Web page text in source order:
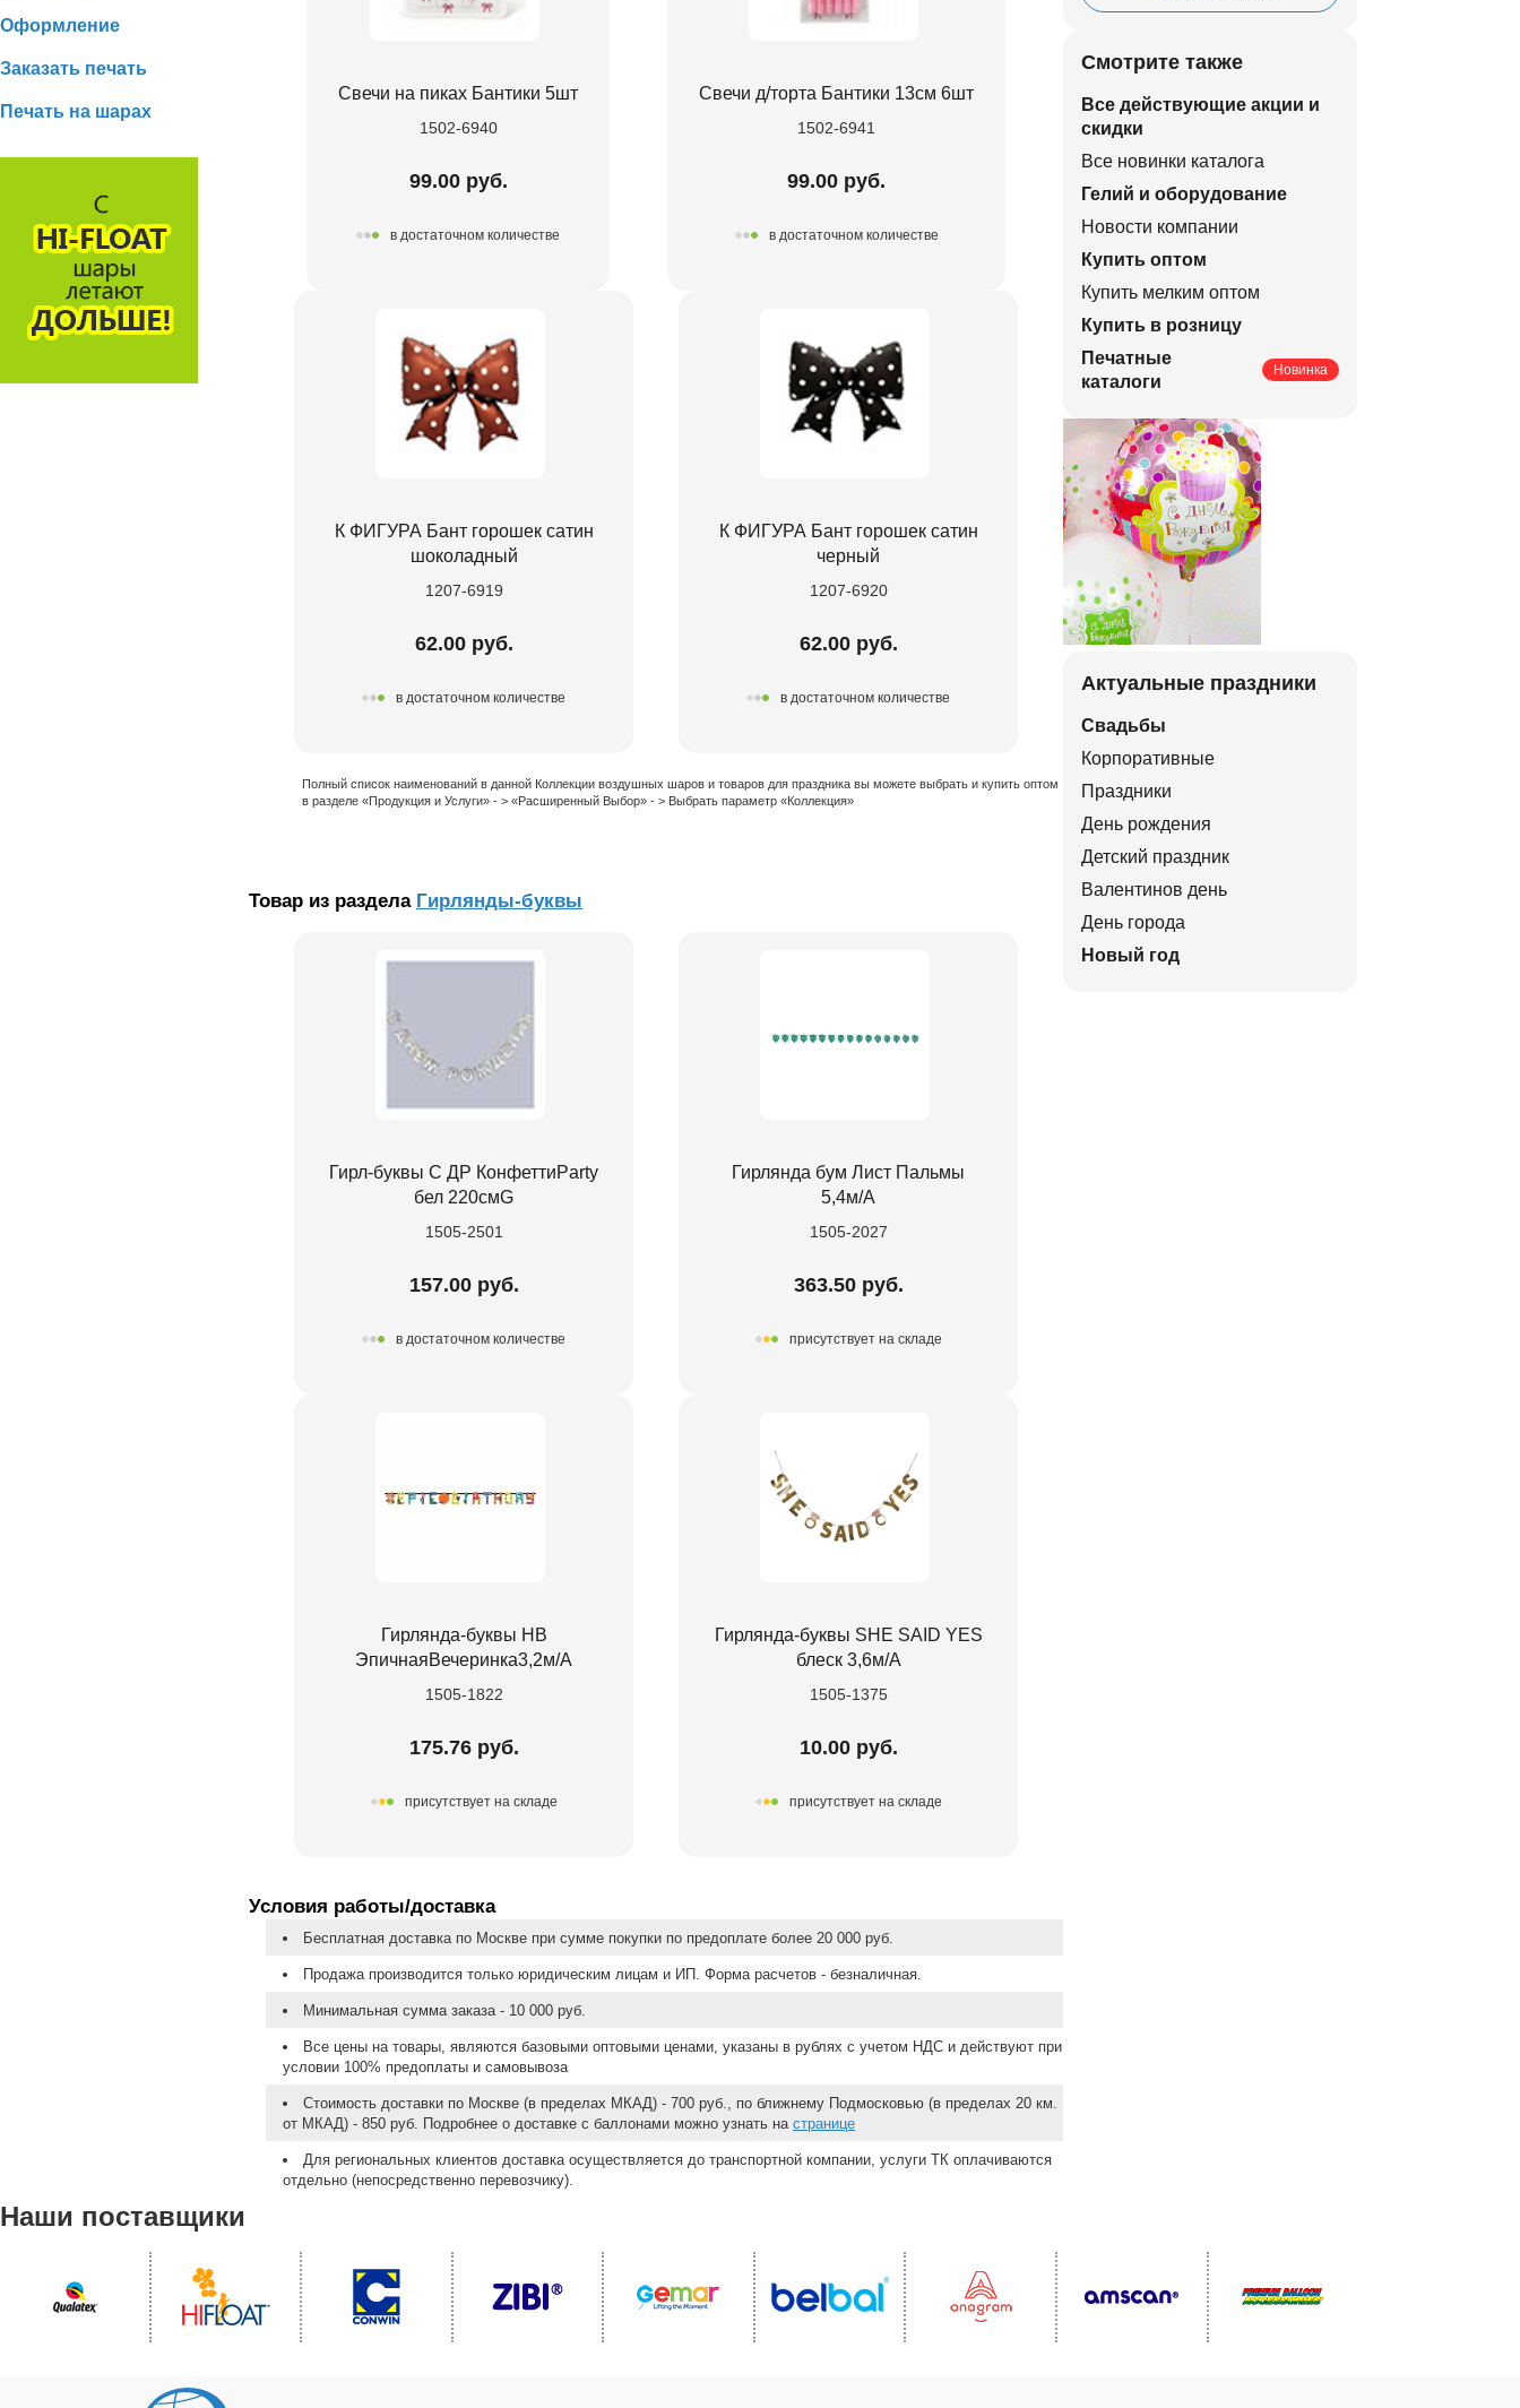
Оформление
Заказать печать
Печать на шарах
Свечи на пиках Бантики 5шт
1502-6940
99.00 руб.
в достаточном количестве
Свечи д/торта Бантики 13см 6шт
1502-6941
99.00 руб.
в достаточном количестве
К ФИГУРА Бант горошек сатин
шоколадный
1207-6919
62.00 руб.
в достаточном количестве
К ФИГУРА Бант горошек сатин
черный
1207-6920
62.00 руб.
в достаточном количестве
Полный список наименований в данной Коллекции воздушных шаров и товаров для праздника вы можете выбрать и купить оптом
в разделе «Продукция и Услуги» - > «Расширенный Выбор» - > Выбрать параметр «Коллекция»
Товар из раздела Гирлянды-буквы
Гирл-буквы С ДР КонфеттиParty
бел 220смG
1505-2501
157.00 руб.
в достаточном количестве
Гирлянда бум Лист Пальмы
5,4м/А
1505-2027
363.50 руб.
присутствует на складе
Гирлянда-буквы HB
ЭпичнаяВечеринка3,2м/А
1505-1822
175.76 руб.
присутствует на складе
Гирлянда-буквы SHE SAID YES
блеск 3,6м/A
1505-1375
10.00 руб.
присутствует на складе
Условия работы/доставка
Бесплатная доставка по Москве при сумме покупки по предоплате более 20 000 руб.
Продажа производится только юридическим лицам и ИП. Форма расчетов - безналичная.
Минимальная сумма заказа - 10 000 руб.
Все цены на товары, являются базовыми оптовыми ценами, указаны в рублях с учетом НДС и действуют при
условии 100% предоплаты и самовывоза
Стоимость доставки по Москве (в пределах МКАД) - 700 руб., по ближнему Подмосковью (в пределах 20 км.
от МКАД) - 850 руб. Подробнее о доставке с баллонами можно узнать на странице
Для региональных клиентов доставка осуществляется до транспортной компании, услуги ТК оплачиваются
отдельно (непосредственно перевозчику).
Смотрите также
Все действующие акции и
скидки
Все новинки каталога
Гелий и оборудование
Новости компании
Купить оптом
Купить мелким оптом
Купить в розницу
Печатные
каталоги
Новинка
Актуальные праздники
Свадьбы
Корпоративные
Праздники
День рождения
Детский праздник
Валентинов день
День города
Новый год
Наши поставщики